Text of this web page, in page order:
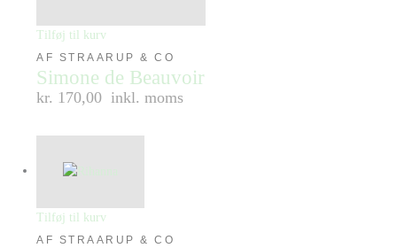
Tilføj til kurv
AF STRAARUP & CO
Simone de Beauvoir
kr. 170,00 inkl. moms
Tilføj til kurv
AF STRAARUP & CO